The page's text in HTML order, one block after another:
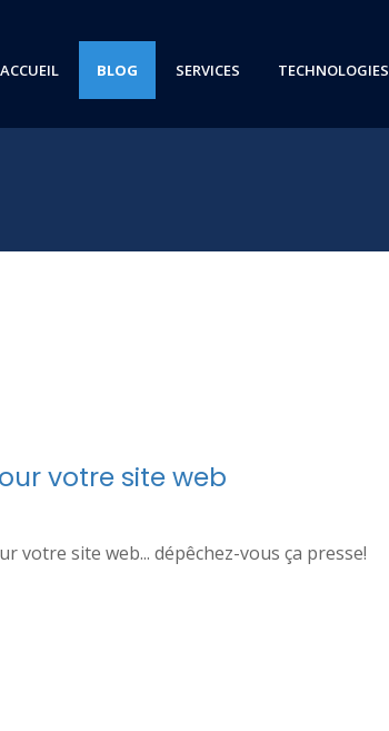
ACCUEIL BLOG SERVICES TECHNOLOGIES
votre site web
votre site web... dépêchez-vous ça presse!